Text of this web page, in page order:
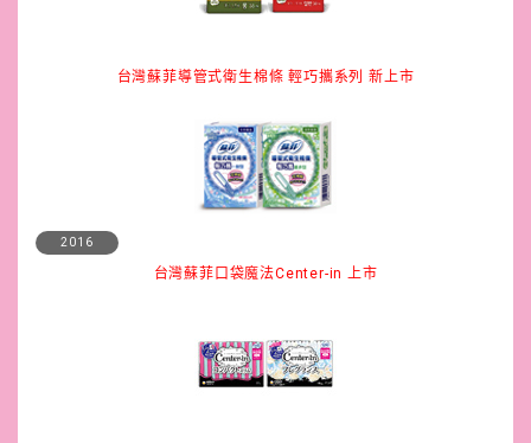
台灣蘇菲導管式衛生棉條 輕巧攜系列 新上市
2016
台灣蘇菲口袋魔法Center-in 上市